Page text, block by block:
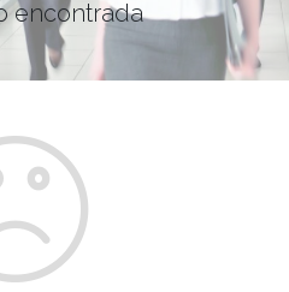
encontrada